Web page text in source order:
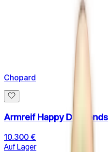
Chopard
Armreif Happy Diamonds
10.300 €
Auf Lager